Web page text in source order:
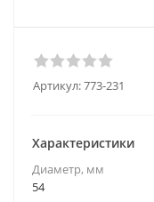
Артикул:773-231
Характеристики
Диаметр, мм
54